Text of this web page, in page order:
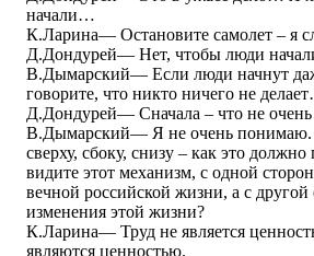
начали…
К.Ларина― Остановите самолет – я
Д.Дондурей― Нет, чтобы люди
В.Дымарский― Если люди начнут
говорите, что никто ничего не
Д.Дондурей― Сначала – что не очень
В.Дымарский― Я не очень понимаю.
сверху, сбоку, снизу – как это
видите этот механизм, с одной
вечной российской жизни, а с другой
изменения этой жизни?
К.Ларина― Труд не является
являются ценностью.